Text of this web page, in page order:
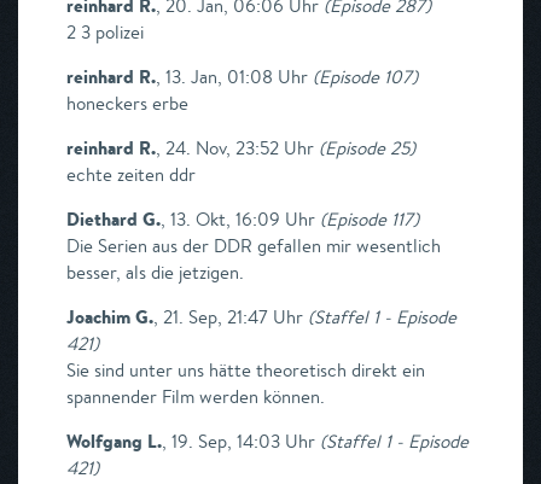
reinhard R., 20. Jan, 06:06 Uhr (Episode 287)
2 3 polizei
reinhard R., 13. Jan, 01:08 Uhr (Episode 107)
honeckers erbe
reinhard R., 24. Nov, 23:52 Uhr (Episode 25)
echte zeiten ddr
Diethard G., 13. Okt, 16:09 Uhr (Episode 117)
Die Serien aus der DDR gefallen mir wesentlich
besser, als die jetzigen.
Joachim G., 21. Sep, 21:47 Uhr (Staffel 1 - Episode
421)
Sie sind unter uns hätte theoretisch direkt ein
spannender Film werden können.
Wolfgang L., 19. Sep, 14:03 Uhr (Staffel 1 - Episode
421)